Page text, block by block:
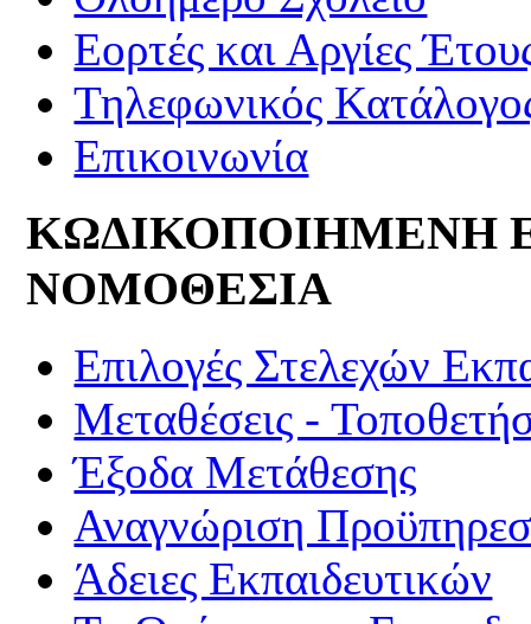
Εορτές και Αργίες
Τηλεφωνικός
Επικοινωνία
ΚΩΔΙΚΟΠΟΙΗΜΕΝΗ
ΝΟΜΟΘΕΣΙΑ
Επιλογές Στελεχών
Μεταθέσεις -
Έξοδα Μετάθεσης
Αναγνώριση
Άδειες Εκπαιδευτικών